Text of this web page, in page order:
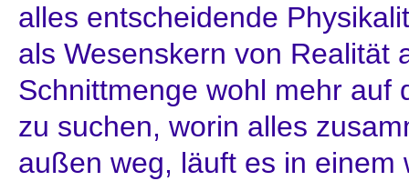
alles entscheidende
als Wesenskern von Realität
Schnittmenge wohl mehr auf
zu suchen, worin alles
außen weg, läuft es in einem